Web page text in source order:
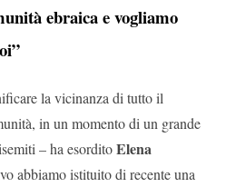
ebraica e vogliamo
la vicinanza di tutto il
in un momento di un grande
– ha esorditoElena
abbiamo istituito di recente una